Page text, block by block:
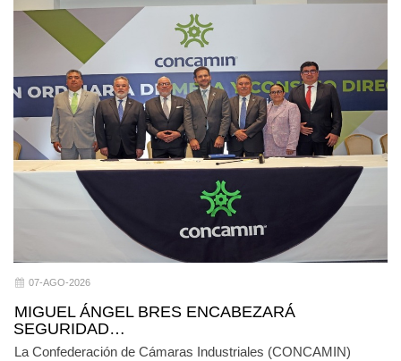
07-AGO-2026
MIGUEL ÁNGEL BRES ENCABEZARÁ
SEGURIDAD…
La Confederación de Cámaras Industriales (CONCAMIN)